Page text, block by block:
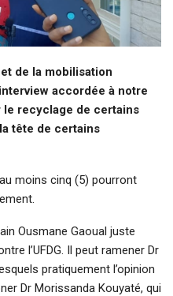
de la mobilisation
accordée à notre
le recyclage de certains
tête de certains
moins cinq (5) pourront
Ousmane Gaoual juste
l’UFDG. Il peut ramener Dr
pratiquement l’opinion
Dr Morissanda Kouyaté, qui